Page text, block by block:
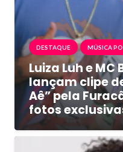
DESTAQUE MÚSICA
Luiza Luh e MC
lançam clipe
Aê” pela
fotos